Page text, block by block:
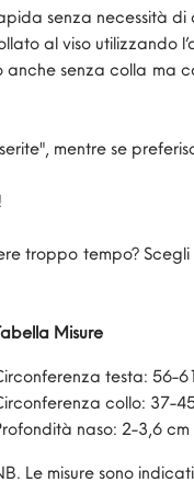
senza necessità
al viso
senza colla ma
mentre se
troppo tempo?
Misure
testa: 56-
collo: 37-
naso: 2-3,6 cm
Le misure sono